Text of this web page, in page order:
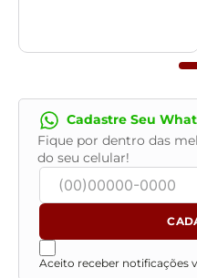
acesso a pisos superiores
escritórios. Estas despesas
produto no momento da
passará normalmente por
e/ou corredores, evitando
imprevistos com a entrega
Cadastre Seu
Fique por dentro das
do seu celular!
Aceito receber notificações